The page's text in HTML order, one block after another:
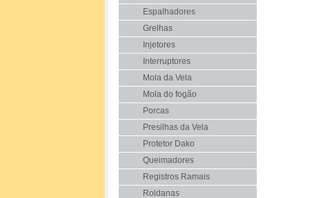
Espalhadores
Grelhas
Injetores
Interruptores
Mola da Vela
Mola do fogão
Porcas
Presilhas da Vela
Protetor Dako
Queimadores
Registros Ramais
Roldanas